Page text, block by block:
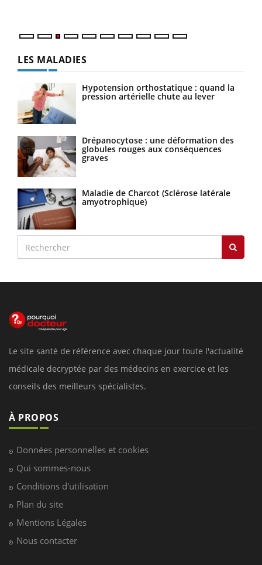
LES MALADIES
Hypotension orthostatique : quand la
pression artérielle chute au lever
Drépanocytose : une déformation des
globules rouges aux conséquences
graves
Maladie de Charcot (Sclérose latérale
amyotrophique)
Le site santé de référence avec chaque jour toute l'actualité
médicale decryptée par des médecins en exercice et les
conseils des meilleurs spécialistes.
À PROPOS
Données personnelles et cookies
Qui sommes-nous
Conditions d'utilisation
Plan du site
Mentions Légales
Nous contacter